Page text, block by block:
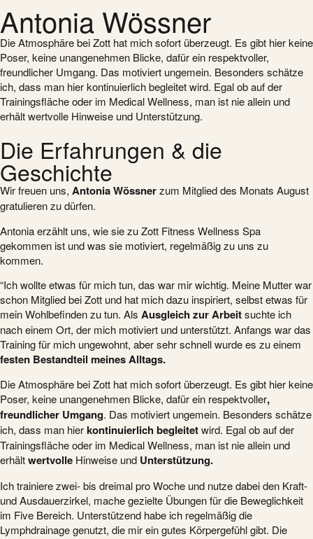
Antonia Wössner
Die Atmosphäre bei Zott hat mich sofort überzeugt. Es gibt hier keine
Poser, keine unangenehmen Blicke, dafür ein respektvoller,
freundlicher Umgang. Das motiviert ungemein. Besonders schätze
ich, dass man hier kontinuierlich begleitet wird. Egal ob auf der
Trainingsfläche oder im Medical Wellness, man ist nie allein und
erhält wertvolle Hinweise und Unterstützung.
Die Erfahrungen & die
Geschichte
Wir freuen uns, Antonia Wössnerzum Mitglied des Monats August
gratulieren zu dürfen.
Antonia erzählt uns, wie sie zu Zott Fitness Wellness Spa
gekommen ist und was sie motiviert, regelmäßig zu uns zu
kommen.
“Ich wollte etwas für mich tun, das war mir wichtig. Meine Mutter war
schon Mitglied bei Zott und hat mich dazu inspiriert, selbst etwas für
mein Wohlbefinden zu tun. Als Ausgleich zur Arbeitsuchte ich
nach einem Ort, der mich motiviert und unterstützt. Anfangs war das
Training für mich ungewohnt, aber sehr schnell wurde es zu einem
festen Bestandteil meines Alltags.
Die Atmosphäre bei Zott hat mich sofort überzeugt. Es gibt hier keine
Poser, keine unangenehmen Blicke, dafür ein respektvoller,
freundlicher Umgang. Das motiviert ungemein. Besonders schätze
ich, dass man hierkontinuierlich begleitetwird. Egal ob auf der
Trainingsfläche oder im Medical Wellness, man ist nie allein und
erhältwertvolle Hinweise und Unterstützung.
Ich trainiere zwei- bis dreimal pro Woche und nutze dabei den Kraft-
und Ausdauerzirkel, mache gezielte Übungen für die Beweglichkeit
im Five Bereich. Unterstützend habe ich regelmäßig die
Lymphdrainage genutzt, die mir ein gutes Körpergefühl gibt. Die